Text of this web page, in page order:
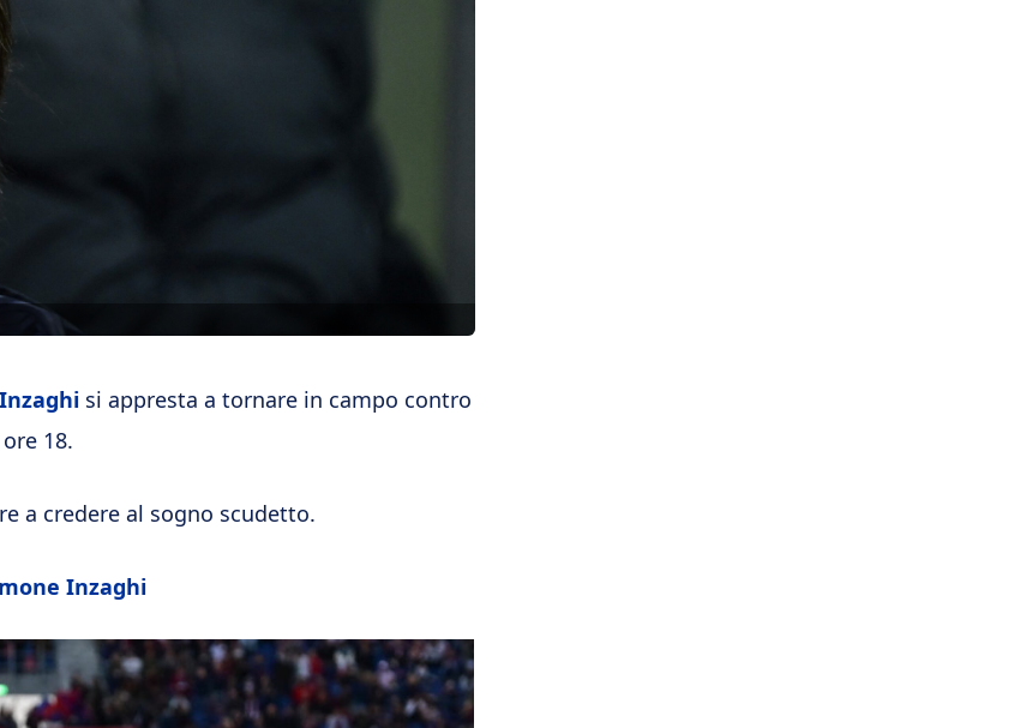
Inzaghi si appresta a tornare in campo contro
18.
a credere al sogno scudetto.
Inzaghi